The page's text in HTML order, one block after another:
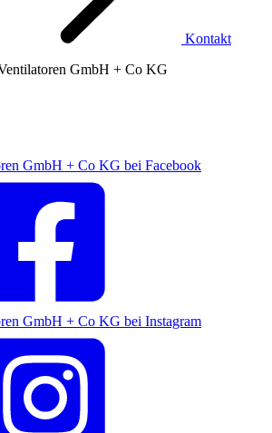
Kontakt
GmbH + Co KG
GmbH + Co KG bei Facebook
GmbH + Co KG bei Instagram